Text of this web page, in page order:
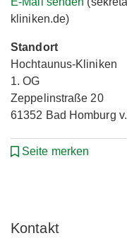
kliniken.de)
Standort
Hochtaunus-Kliniken
1. OG
Zeppelinstraße 20
61352 Bad Homburg
Seite merken
Kontakt